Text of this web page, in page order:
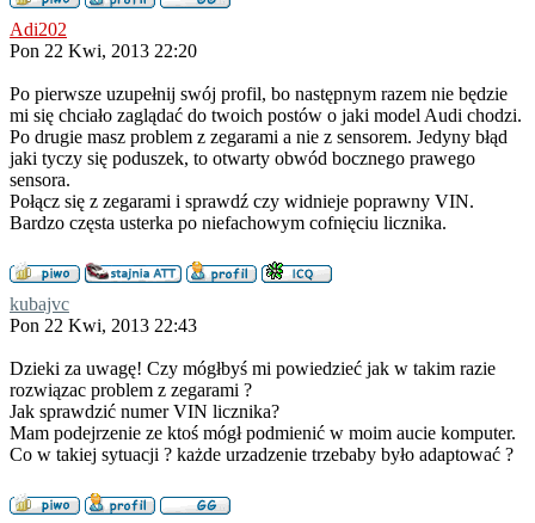
Adi202
Pon 22 Kwi, 2013 22:20
Po pierwsze uzupełnij swój profil, bo następnym razem nie będzie
mi się chciało zaglądać do twoich postów o jaki model Audi chodzi.
Po drugie masz problem z zegarami a nie z sensorem. Jedyny błąd
jaki tyczy się poduszek, to otwarty obwód bocznego prawego
sensora.
Połącz się z zegarami i sprawdź czy widnieje poprawny VIN.
Bardzo częsta usterka po niefachowym cofnięciu licznika.
kubajvc
Pon 22 Kwi, 2013 22:43
Dzieki za uwagę! Czy mógłbyś mi powiedzieć jak w takim razie
rozwiązac problem z zegarami ?
Jak sprawdzić numer VIN licznika?
Mam podejrzenie ze ktoś mógł podmienić w moim aucie komputer.
Co w takiej sytuacji ? każde urzadzenie trzebaby było adaptować ?